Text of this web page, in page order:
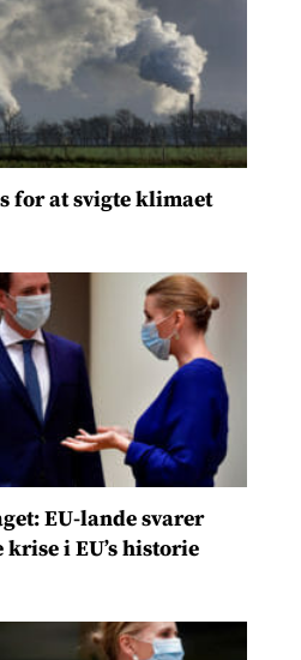
for at svigte klimaet
EU-lande svarer
i EU’s historie